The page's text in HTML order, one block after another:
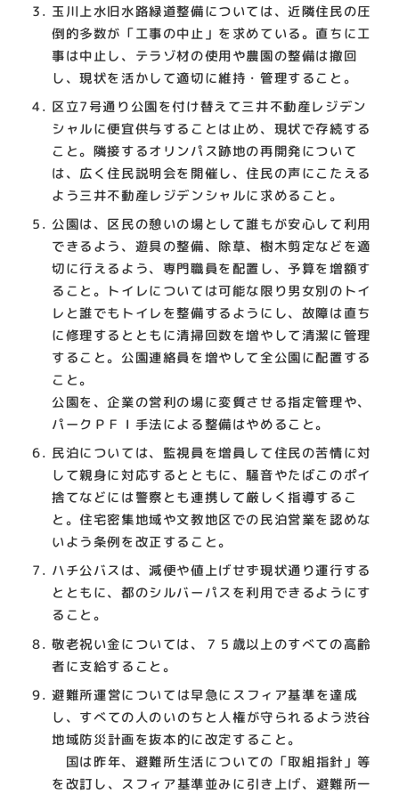
玉川上水旧水路緑道整備については、近隣住民の圧
倒的多数が「工事の中止」を求めている。直ちに工
事は中止し、テラゾ材の使用や農園の整備は撤回
し、現状を活かして適切に維持・管理すること。
区立7号通り公園を付け替えて三井不動産レジデン
シャルに便宜供与することは止め、現状で存続する
こと。隣接するオリンパス跡地の再開発について
は、広く住民説明会を開催し、住民の声にこたえる
よう三井不動産レジデンシャルに求めること。
公園は、区民の憩いの場として誰もが安心して利用
できるよう、遊具の整備、除草、樹木剪定などを適
切に行えるよう、専門職員を配置し、予算を増額す
ること。トイレについては可能な限り男女別のトイ
レと誰でもトイレを整備するようにし、故障は直ち
に修理するとともに清掃回数を増やして清潔に管理
すること。公園連絡員を増やして全公園に配置する
こと。
公園を、企業の営利の場に変質させる指定管理や、
パークＰＦＩ手法による整備はやめること。
民泊については、監視員を増員して住民の苦情に対
して親身に対応するとともに、騒音やたばこのポイ
捨てなどには警察とも連携して厳しく指導するこ
と。住宅密集地域や文教地区での民泊営業を認めな
いよう条例を改正すること。
ハチ公バスは、減便や値上げせず現状通り運行する
とともに、都のシルバーパスを利用できるようにす
ること。
敬老祝い金については、７５歳以上のすべての高齢
者に支給すること。
避難所運営については早急にスフィア基準を達成
し、すべての人のいのちと人権が守られるよう渋谷
地域防災計画を抜本的に改定すること。
国は昨年、避難所生活についての「取組指針」等
を改訂し、スフィア基準並みに引き上げ、避難所一